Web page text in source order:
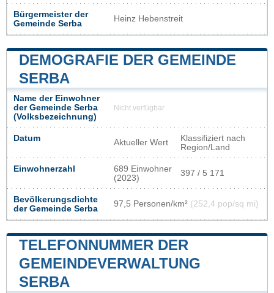
Bürgermeister der
Gemeinde Serba
Heinz Hebenstreit
DEMOGRAFIE DER GEMEINDE
SERBA
Name der Einwohner
der Gemeinde Serba
(Volksbezeichnung)
Nicht verfügbar
Datum Aktueller Wert
Klassifiziert nach
Region/Land
Einwohnerzahl
689 Einwohner
(2023)
397 / 5 171
Bevölkerungsdichte
der Gemeinde Serba
97,5 Personen/km² (252,4 pop/sq mi)
TELEFONNUMMER DER
GEMEINDEVERWALTUNG
SERBA